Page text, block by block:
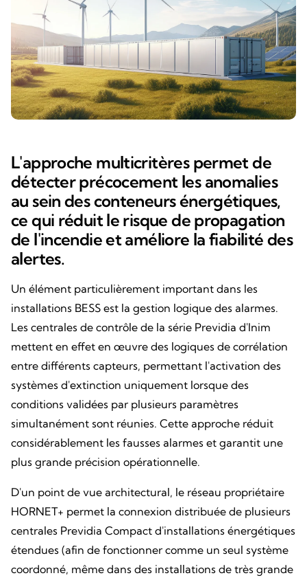
L'approche multicritères permet de
détecter précocement les anomalies
au sein des conteneurs énergétiques,
ce qui réduit le risque de propagation
de l'incendie et améliore la fiabilité des
alertes.
Un élément particulièrement important dans les
installations BESS est la gestion logique des alarmes.
Les centrales de contrôle de la série Previdia d'Inim
mettent en effet en œuvre des logiques de corrélation
entre différents capteurs, permettant l'activation des
systèmes d'extinction uniquement lorsque des
conditions validées par plusieurs paramètres
simultanément sont réunies. Cette approche réduit
considérablement les fausses alarmes et garantit une
plus grande précision opérationnelle.
D'un point de vue architectural, le réseau propriétaire
HORNET+ permet la connexion distribuée de plusieurs
centrales Previdia Compact d'installations énergétiques
étendues (afin de fonctionner comme un seul système
coordonné, même dans des installations de très grande